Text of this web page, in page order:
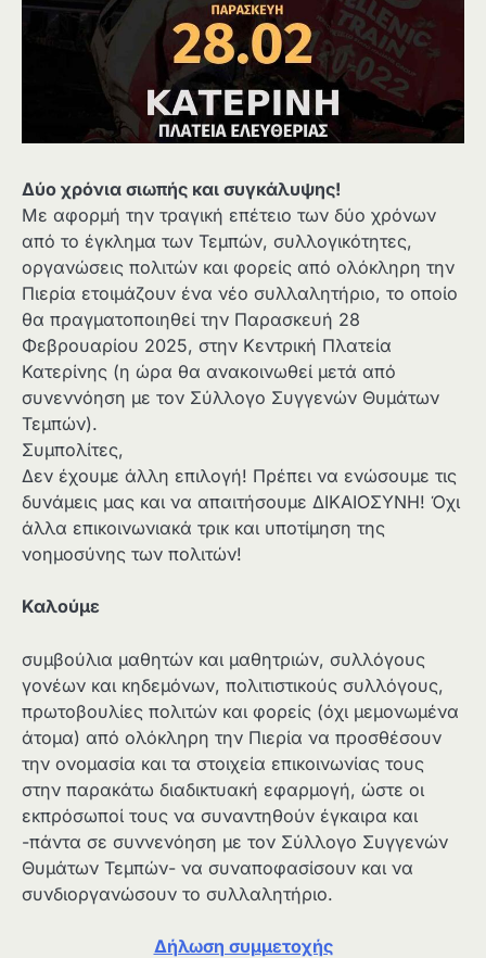
Δύο χρόνια σιωπής και συγκάλυψης!
Με αφορμή την τραγική επέτειο των δύο χρόνων
από το έγκλημα των Τεμπών, συλλογικότητες,
οργανώσεις πολιτών και φορείς από ολόκληρη την
Πιερία ετοιμάζουν ένα νέο συλλαλητήριο, το οποίο
θα πραγματοποιηθεί την Παρασκευή 28
Φεβρουαρίου 2025, στην Κεντρική Πλατεία
Κατερίνης (η ώρα θα ανακοινωθεί μετά από
συνεννόηση με τον Σύλλογο Συγγενών Θυμάτων
Τεμπών).
Συμπολίτες,
Δεν έχουμε άλλη επιλογή! Πρέπει να ενώσουμε τις
δυνάμεις μας και να απαιτήσουμε ΔΙΚΑΙΟΣΥΝΗ! Όχι
άλλα επικοινωνιακά τρικ και υποτίμηση της
νοημοσύνης των πολιτών!
Καλούμε
συμβούλια μαθητών και μαθητριών, συλλόγους
γονέων και κηδεμόνων, πολιτιστικούς συλλόγους,
πρωτοβουλίες πολιτών και φορείς (όχι μεμονωμένα
άτομα) από ολόκληρη την Πιερία να προσθέσουν
την ονομασία και τα στοιχεία επικοινωνίας τους
στην παρακάτω διαδικτυακή εφαρμογή, ώστε οι
εκπρόσωποί τους να συναντηθούν έγκαιρα και
-πάντα σε συννενόηση με τον Σύλλογο Συγγενών
Θυμάτων Τεμπών- να συναποφασίσουν και να
συνδιοργανώσουν το συλλαλητήριο.
Δήλωση συμμετοχής